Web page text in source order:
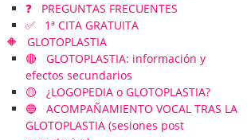
❓ PREGUNTAS FRECUENTES
✅ 1ª CITA GRATUITA
🔶 GLOTOPLASTIA
🔴 GLOTOPLASTIA: información y
efectos secundarios
🟡 ¿LOGOPEDIA o GLOTOPLASTIA?
🔵 ACOMPAÑAMIENTO VOCAL TRAS LA
GLOTOPLASTIA (sesiones post